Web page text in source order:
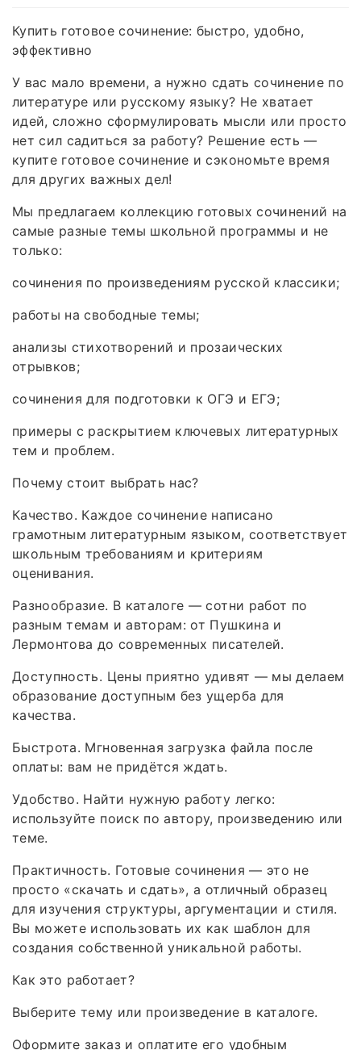
Купить готовое сочинение: быстро, удобно,
эффективно
У вас мало времени, а нужно сдать сочинение по
литературе или русскому языку? Не хватает
идей, сложно сформулировать мысли или просто
нет сил садиться за работу? Решение есть —
купите готовое сочинение и сэкономьте время
для других важных дел!
Мы предлагаем коллекцию готовых сочинений на
самые разные темы школьной программы и не
только:
сочинения по произведениям русской классики;
работы на свободные темы;
анализы стихотворений и прозаических
отрывков;
сочинения для подготовки к ОГЭ и ЕГЭ;
примеры с раскрытием ключевых литературных
тем и проблем.
Почему стоит выбрать нас?
Качество. Каждое сочинение написано
грамотным литературным языком, соответствует
школьным требованиям и критериям
оценивания.
Разнообразие. В каталоге — сотни работ по
разным темам и авторам: от Пушкина и
Лермонтова до современных писателей.
Доступность. Цены приятно удивят — мы делаем
образование доступным без ущерба для
качества.
Быстрота. Мгновенная загрузка файла после
оплаты: вам не придётся ждать.
Удобство. Найти нужную работу легко:
используйте поиск по автору, произведению или
теме.
Практичность. Готовые сочинения — это не
просто «скачать и сдать», а отличный образец
для изучения структуры, аргументации и стиля.
Вы можете использовать их как шаблон для
создания собственной уникальной работы.
Как это работает?
Выберите тему или произведение в каталоге.
Оформите заказ и оплатите его удобным